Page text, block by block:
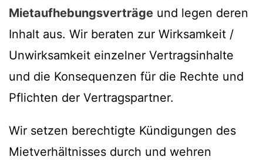
Mietaufhebungsverträge und legen deren
Inhalt aus. Wir beraten zur Wirksamkeit /
Unwirksamkeit einzelner Vertragsinhalte
und die Konsequenzen für die Rechte und
Pflichten der Vertragspartner.
Wir setzen berechtigte Kündigungen des
Mietverhältnisses durch und wehren